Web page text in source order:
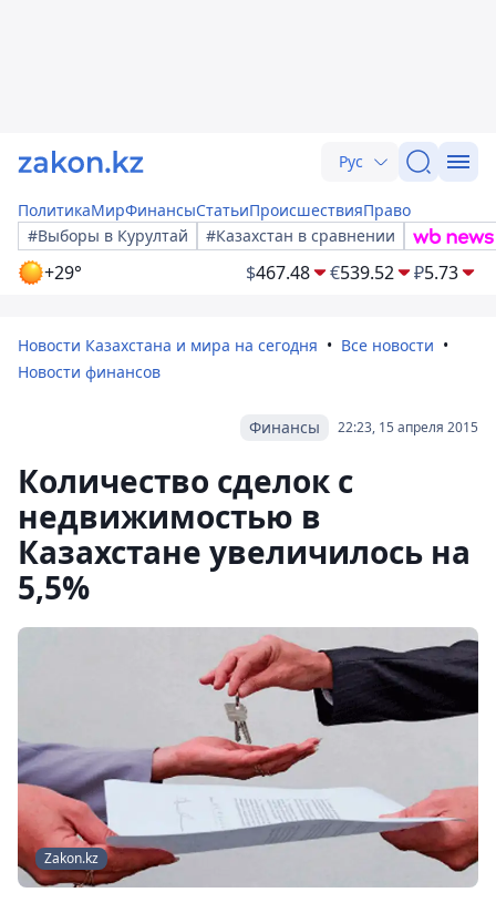
Рус
ПолитикаМирФинансыСтатьиПроисшествияПраво
#Выборы в Курултай
#Казахстан в сравнении
+29° $467.48 €539.52 ₽5.73
Новости Казахстана и мира на сегодня
Все новости
Новости финансов
22:23, 15 апреля 2015
Финансы
Количество сделок с
недвижимостью в
Казахстане увеличилось на
5,5%
Zakon.kz